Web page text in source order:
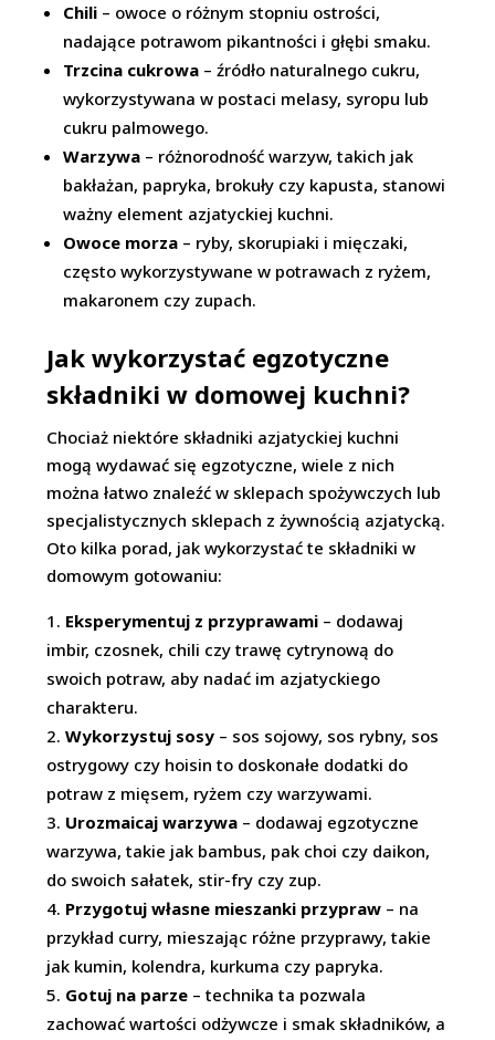
Chili – owoce o różnym stopniu ostrości,
nadające potrawom pikantności i głębi smaku.
Trzcina cukrowa – źródło naturalnego cukru,
wykorzystywana w postaci melasy, syropu lub
cukru palmowego.
Warzywa – różnorodność warzyw, takich jak
bakłażan, papryka, brokuły czy kapusta, stanowi
ważny element azjatyckiej kuchni.
Owoce morza – ryby, skorupiaki i mięczaki,
często wykorzystywane w potrawach z ryżem,
makaronem czy zupach.
Jak wykorzystać egzotyczne
składniki w domowej kuchni?
Chociaż niektóre składniki azjatyckiej kuchni
mogą wydawać się egzotyczne, wiele z nich
można łatwo znaleźć w sklepach spożywczych lub
specjalistycznych sklepach z żywnością azjatycką.
Oto kilka porad, jak wykorzystać te składniki w
domowym gotowaniu:
Eksperymentuj z przyprawami – dodawaj
imbir, czosnek, chili czy trawę cytrynową do
swoich potraw, aby nadać im azjatyckiego
charakteru.
Wykorzystuj sosy – sos sojowy, sos rybny, sos
ostrygowy czy hoisin to doskonałe dodatki do
potraw z mięsem, ryżem czy warzywami.
Urozmaicaj warzywa – dodawaj egzotyczne
warzywa, takie jak bambus, pak choi czy daikon,
do swoich sałatek, stir-fry czy zup.
Przygotuj własne mieszanki przypraw – na
przykład curry, mieszając różne przyprawy, takie
jak kumin, kolendra, kurkuma czy papryka.
Gotuj na parze – technika ta pozwala
zachować wartości odżywcze i smak składników, a